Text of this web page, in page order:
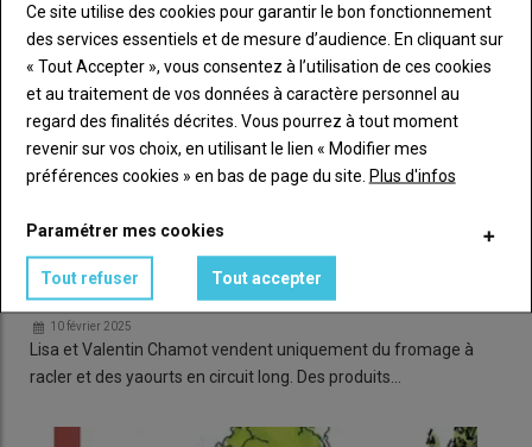
« En Haute-Savoie, nous nous sommes spécialisés en
raclette et yaourts au lait de chèvre »
10 février 2025
Lisa et Valentin Chamot vendent uniquement du fromage à
racler et des yaourts en circuit long. Des produits…
Ce site utilise des cookies pour garantir le bon fonctionnement
des services essentiels et de mesure d’audience. En cliquant sur
« Tout Accepter », vous consentez à l’utilisation de ces cookies
et au traitement de vos données à caractère personnel au
regard des finalités décrites. Vous pourrez à tout moment
revenir sur vos choix, en utilisant le lien « Modifier mes
préférences cookies » en bas de page du site. Plus d'infos
Paramétrer mes cookies
Tout refuser Tout accepter